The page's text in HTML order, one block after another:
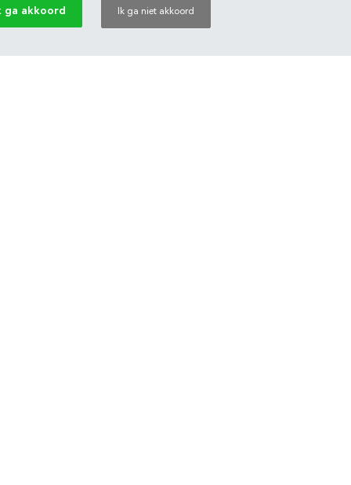
ga akkoord Ik ga niet akkoord